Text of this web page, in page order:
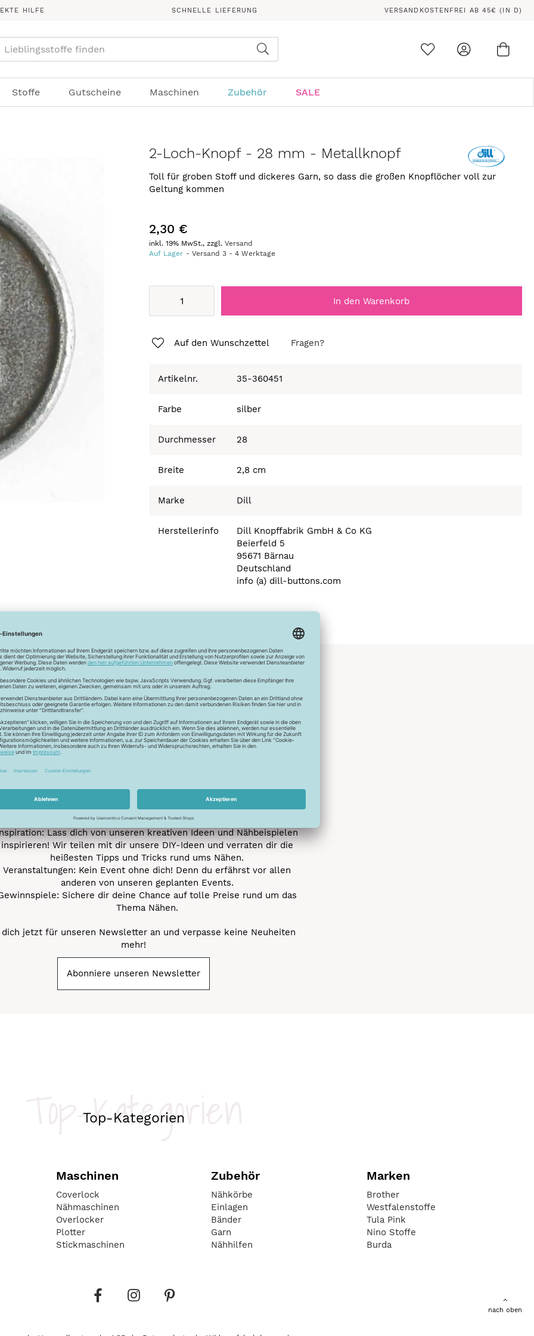
HILFE SCHNELLE LIEFERUNG VERSANDKOSTENFREI AB 45€ (IN D)
Stoffe Gutscheine Maschinen Zubehör SALE
2-Loch-Knopf - 28 mm - Metallknopf
Toll für groben Stoff und dickeres Garn, so dass die großen Knopflöcher voll zur
Geltung kommen
2,30 €
inkl. 19% MwSt., zzgl.Versand
Auf Lager
Versand3 -4 Werktage
In den Warenkorb
Auf den Wunschzettel Fragen?
Artikelnr. 35-360451
Farbe silber
Durchmesser 28
Breite 2,8 cm
Marke Dill
Herstellerinfo
Dill Knopffabrik GmbH & Co KG
Beierfeld 5
95671 Bärnau
Deutschland
info (a) dill-buttons.com
Unser Newsletter
Newsletter
jetzt unseren exklusiven Newsletter und profitiere von zahlreichen
Vorteilen:
und Rabatte: Als Newsletter Abonnent erfährst du als erstes
Neue Stoffe entdecken: Wir informieren dich regelmäßig über die
neuesten Stofftrends der Saison. Plane mit uns deine neuen
Nähprojekte.
Lass dich von unseren kreativen Ideen und Nähbeispielen
inspirieren! Wir teilen mit dir unsere DIY-Ideen und verraten dir die
heißesten Tipps und Tricks rund ums Nähen.
Veranstaltungen: Kein Event ohne dich! Denn du erfährst vor allen
anderen von unseren geplanten Events.
Sichere dir deine Chance auf tolle Preise rund um das
Thema Nähen.
jetzt für unseren Newsletter an und verpasse keine Neuheiten
mehr!
Abonniere unseren Newsletter
Top-Kategorien
Top-Kategorien
Maschinen
Coverlock
Nähmaschinen
Overlocker
Plotter
Stickmaschinen
Zubehör
Nähkörbe
Einlagen
Bänder
Garn
Nähhilfen
Marken
Brother
Westfalenstoffe
Tula Pink
Nino Stoffe
Burda
nach oben